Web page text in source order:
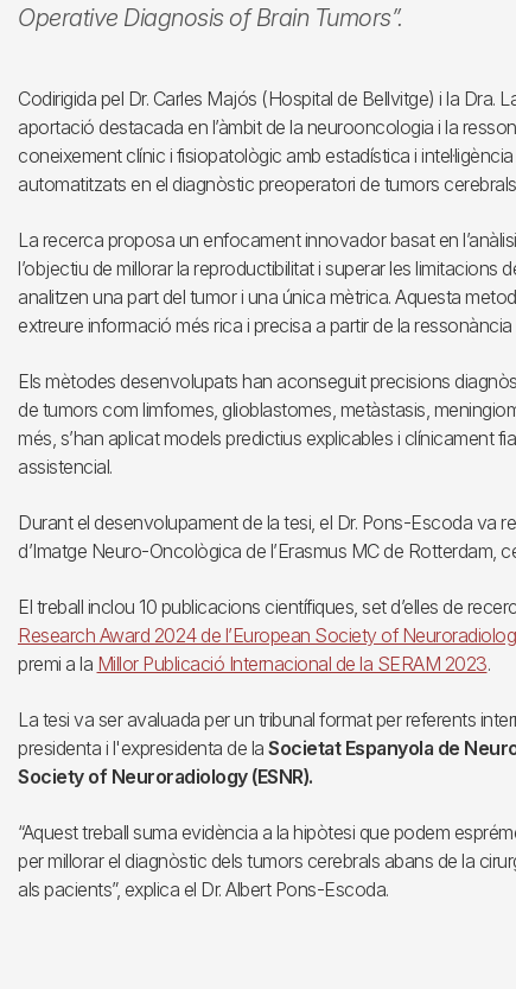
Operative Diagnosis of Brain Tumors”.
Codirigida pel Dr. Carles Majós (Hospital de Bellvitge) i la Dra.
aportació destacada en l’àmbit de la neurooncologia i la
coneixement clínic i fisiopatològic amb estadística i
automatitzats en el diagnòstic preoperatori de tumors
La recerca proposa un enfocament innovador basat en
l’objectiu de millorar la reproductibilitat i superar les
analitzen una part del tumor i una única mètrica. Aquesta
extreure informació més rica i precisa a partir de la
Els mètodes desenvolupats han aconseguit precisions
de tumors com limfomes, glioblastomes, metàstasis,
més, s’han aplicat models predictius explicables i clínicament
assistencial.
Durant el desenvolupament de la tesi, el Dr. Pons-Escoda va
d’Imatge Neuro-Oncològica de l’Erasmus MC de Rotterdam,
El treball inclou 10 publicacions científiques, set d’elles de
Research Award 2024 de l’European Society of
premi a la Millor Publicació Internacional de la SERAM 2023.
La tesi va ser avaluada per un tribunal format per referents
presidenta i l'expresidenta de la Societat Espanyola de
Society of Neuroradiology (ESNR).
“Aquest treball suma evidència a la hipòtesi que podem
per millorar el diagnòstic dels tumors cerebrals abans de la
als pacients”, explica el Dr. Albert Pons-Escoda.